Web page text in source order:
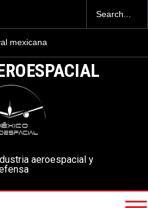
mexicana
mexicanos cuesta 2.9
millones de dólares
aeroespacial y